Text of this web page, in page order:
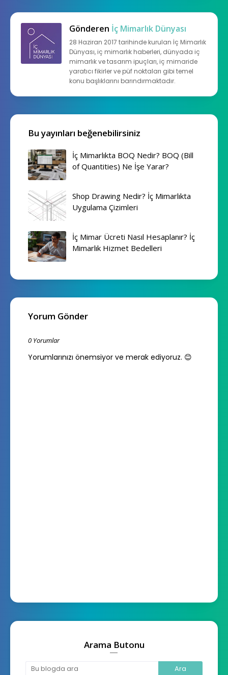
Gönderen İç Mimarlık Dünyası
28 Haziran 2017 tarihinde kurulan İç Mimarlık
Dünyası, iç mimarlık haberleri, dünyada iç
mimarlık ve tasarım ipuçları, iç mimaride
yaratıcı fikirler ve püf noktaları gibi temel
konu başlıklarını barındırmaktadır.
Bu yayınları beğenebilirsiniz
İç Mimarlıkta BOQ Nedir? BOQ (Bill
of Quantities) Ne İşe Yarar?
Shop Drawing Nedir? İç Mimarlıkta
Uygulama Çizimleri
İç Mimar Ücreti Nasıl Hesaplanır? İç
Mimarlık Hizmet Bedelleri
Yorum Gönder
0 Yorumlar
Yorumlarınızı önemsiyor ve merak ediyoruz. 😊
Arama Butonu